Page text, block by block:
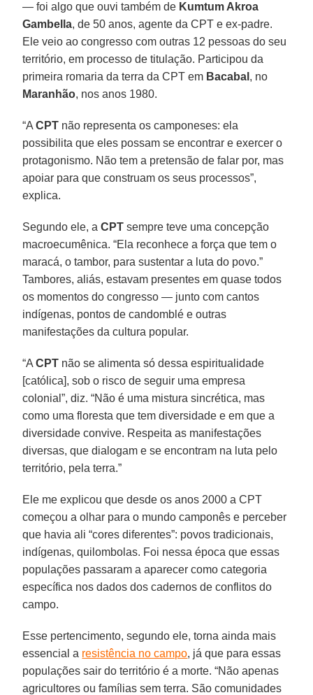
— foi algo que ouvi também de Kumtum Akroa
Gambella, de 50 anos, agente da CPT e ex-padre.
Ele veio ao congresso com outras 12 pessoas do seu
território, em processo de titulação. Participou da
primeira romaria da terra da CPT em Bacabal , no
Maranhão, nos anos 1980.
“ACPT não representa os camponeses: ela
possibilita que eles possam se encontrar e exercer o
protagonismo. Não tem a pretensão de falar por, mas
apoiar para que construam os seus processos”,
explica.
Segundo ele, aCPT sempre teve uma concepção
macroecumênica. “Ela reconhece a força que tem o
maracá, o tambor, para sustentar a luta do povo.”
Tambores, aliás, estavam presentes em quase todos
os momentos do congresso — junto com cantos
indígenas, pontos de candomblé e outras
manifestações da cultura popular.
“ACPT não se alimenta só dessa espiritualidade
[católica], sob o risco de seguir uma empresa
colonial”, diz. “Não é uma mistura sincrética, mas
como uma floresta que tem diversidade e em que a
diversidade convive. Respeita as manifestações
diversas, que dialogam e se encontram na luta pelo
território, pela terra.”
Ele me explicou que desde os anos 2000 a CPT
começou a olhar para o mundo camponês e perceber
que havia ali “cores diferentes”: povos tradicionais,
indígenas, quilombolas. Foi nessa época que essas
populações passaram a aparecer como categoria
específica nos dados dos cadernos de conflitos do
campo.
Esse pertencimento, segundo ele, torna ainda mais
essencial a resistência no campo, já que para essas
populações sair do território é a morte. “Não apenas
agricultores ou famílias sem terra. São comunidades